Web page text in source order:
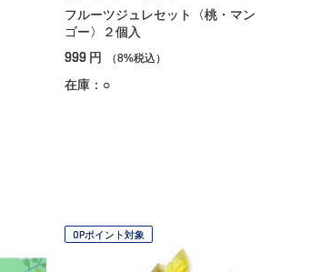
フルーツジュレセット〈桃・マン
ゴー〉２個入
999 円 （8%税込）
在庫：○
OPポイント対象